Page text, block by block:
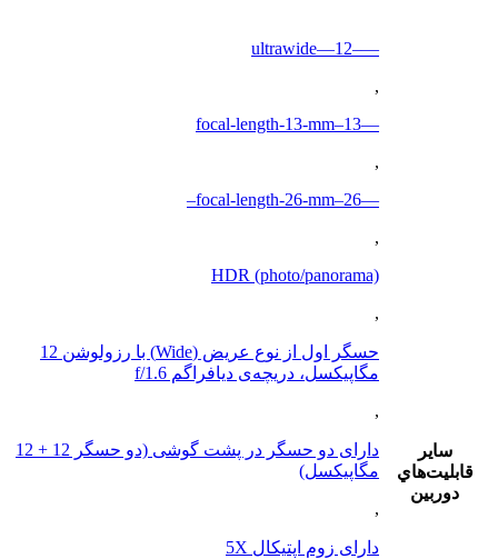
ساير
قابليت‌هاي
دوربين
—–ultrawide—12
,
—13–focal-length-13-mm
,
—26–focal-length-26-mm–
,
HDR (photo/panorama)
,
حسگر اول از نوع عریض (Wide) با رزولوشن 12
مگاپیکسل، دریچه‌ی دیافراگم f/1.6
,
دارای دو حسگر در پشت گوشی (دو حسگر 12 + 12
مگاپیکسل)
,
دارای زوم اپتیکال 5X